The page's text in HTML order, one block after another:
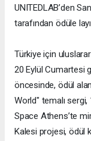
UNITEDLAB’den
tarafından ödüle
Türkiye için
20 Eylül Cumartesi
öncesinde, ödül
World" temalı
Space Athens’te
Kalesi projesi, ödül